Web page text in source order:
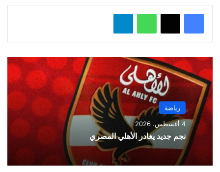
واتساب
رياضة
4 أغسطس، 2026
نجم جديد يغادر الأهلي المصري